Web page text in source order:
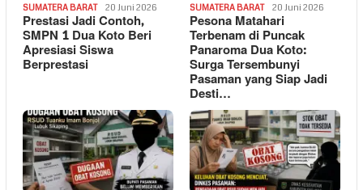
SUMATERA BARAT 20 Juni 2026
Prestasi Jadi Contoh,
SMPN 1 Dua Koto Beri
Apresiasi Siswa
Berprestasi
SUMATERA BARAT 20 Juni 2026
Pesona Matahari
Terbenam di Puncak
Panaroma Dua Koto:
Surga Tersembunyi
Pasaman yang Siap Jadi
Desti…